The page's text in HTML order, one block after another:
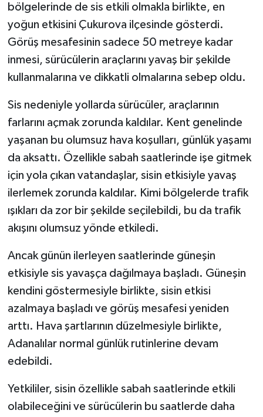
bölgelerinde de sis etkili olmakla birlikte, en
yoğun etkisini Çukurova ilçesinde gösterdi.
Görüş mesafesinin sadece 50 metreye kadar
inmesi, sürücülerin araçlarını yavaş bir şekilde
kullanmalarına ve dikkatli olmalarına sebep oldu.
Sis nedeniyle yollarda sürücüler, araçlarının
farlarını açmak zorunda kaldılar. Kent genelinde
yaşanan bu olumsuz hava koşulları, günlük yaşamı
da aksattı. Özellikle sabah saatlerinde işe gitmek
için yola çıkan vatandaşlar, sisin etkisiyle yavaş
ilerlemek zorunda kaldılar. Kimi bölgelerde trafik
ışıkları da zor bir şekilde seçilebildi, bu da trafik
akışını olumsuz yönde etkiledi.
Ancak günün ilerleyen saatlerinde güneşin
etkisiyle sis yavaşça dağılmaya başladı. Güneşin
kendini göstermesiyle birlikte, sisin etkisi
azalmaya başladı ve görüş mesafesi yeniden
arttı. Hava şartlarının düzelmesiyle birlikte,
Adanalılar normal günlük rutinlerine devam
edebildi.
Yetkililer, sisin özellikle sabah saatlerinde etkili
olabileceğini ve sürücülerin bu saatlerde daha